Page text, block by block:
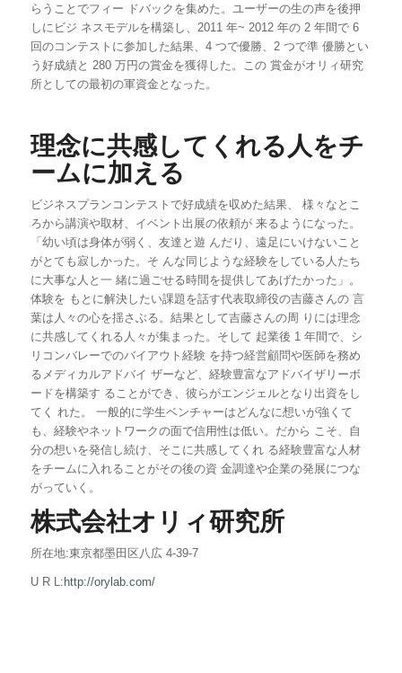
らうことでフィー ドバックを集めた。ユーザーの生の声を後押
しにビジ ネスモデルを構築し、2011 年~ 2012 年の 2 年間で 6
回のコンテストに参加した結果、4 つで優勝、2 つで準 優勝とい
う好成績と 280 万円の賞金を獲得した。この 賞金がオリィ研究
所としての最初の軍資金となった。
理念に共感してくれる人をチ
ームに加える
ビジネスプランコンテストで好成績を収めた結果、 様々なとこ
ろから講演や取材、イベント出展の依頼が 来るようになった。
「幼い頃は身体が弱く、友達と遊 んだり、遠足にいけないこと
がとても寂しかった。そ んな同じような経験をしている人たち
に大事な人と一 緒に過ごせる時間を提供してあげたかった」。
体験を もとに解決したい課題を話す代表取締役の吉藤さんの 言
葉は人々の心を揺さぶる。結果として吉藤さんの周 りには理念
に共感してくれる人々が集まった。そして 起業後 1 年間で、シ
リコンバレーでのバイアウト経験 を持つ経営顧問や医師を務め
るメディカルアドバイ ザーなど、経験豊富なアドバイザリーボ
ードを構築す ることができ、彼らがエンジェルとなり出資をし
てく れた。 一般的に学生ベンチャーはどんなに想いが強くて
も、経験やネットワークの面で信用性は低い。だから こそ、自
分の想いを発信し続け、そこに共感してくれ る経験豊富な人材
をチームに入れることがその後の資 金調達や企業の発展につな
がっていく。
株式会社オリィ研究所
所在地:東京都墨田区八広 4-39-7
U R L: http://orylab.com/